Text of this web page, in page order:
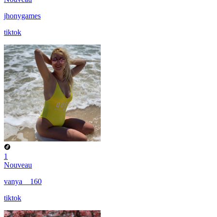
jhonygames
tiktok
1
Nouveau
vanya__160
tiktok